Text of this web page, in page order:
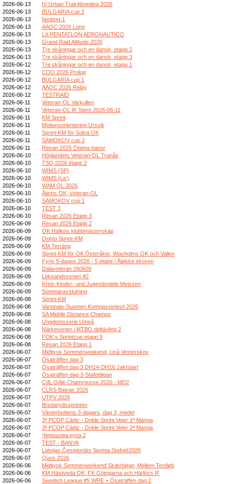
2026-06-13
IV Urban Trail Almedina 2026
2026-06-13
BULGARIA cup 2
2026-06-13
fasttest-1
2026-06-13
AAOC 2026 Long
2026-06-13
LX PENTATLON AERONAUTICO
2026-06-13
Grand Raid Altitude 2026
2026-06-13
Tre skåningar och en dansk, etapp 2
2026-06-13
Tre skåningar och en dansk, etapp 3
2026-06-12
Tre skåningar och en dansk, etapp 1
2026-06-12
COO 2026 Prolog
2026-06-12
BULGARIA cup 1
2026-06-12
AAOC 2026 Relay
2026-06-12
TESTRAID
2026-06-11
Veteran-OL Varkullen
2026-06-11
Veteran-OL IK Stern 2026-06-11
2026-06-11
KM Sprint
2026-06-11
Motionsorientering Ursvik
2026-06-11
Sprint-KM för Solna OK
2026-06-11
SAMOKOV cup 2
2026-06-11
Resan 2026 Öppna banor
2026-06-10
Höglandets Veteran-OL Tranås
2026-06-10
TSQ 2026 étape 2
2026-06-10
WIMS (SP)
2026-06-10
WIMS (Lic)
2026-06-10
WAM OL 2026
2026-06-10
Ålems OK, veteran-OL
2026-06-10
SAMOKOV cup 1
2026-06-10
TEST 3
2026-06-10
Resan 2026 Etapp 3
2026-06-09
Resan 2026 Etapp 2
2026-06-09
OK Hällens klubbmästerskap
2026-06-09
Orinto Sprint-KM
2026-06-09
KM Terräng
2026-06-09
Sprint-KM för OK Österåker, Waxholms OK och Vallen
2026-06-09
Fyns 5-dages 2026 - 5 etape i Åløkke skoven
2026-06-09
Dalaveteran 260609
2026-06-09
Leksandsserien #2
2026-06-09
Kreis-Kinder- und Jugendspiele Meissen
2026-06-09
Sommaravslutning
2026-06-08
Sprint-KM
2026-06-08
Varsinais-Suomen Kompassiviesti 2026
2026-06-08
SA Middle Distance Champs
2026-06-08
Ungdomsserie Umeå
2026-06-08
Närkeserien i MTBO deltävling 2
2026-06-08
FOK:s Sprintcup etapp 9
2026-06-08
Resan 2026 Etapp 1
2026-06-07
Midtjysk Sommerweekend, Linå Vesterskov
2026-06-07
Ösaträffen dag 3
2026-06-07
Ösaträffen dag 3 DH14-DH16 Jaktstart
2026-06-07
Ösaträffen dag 3-Stafettligan
2026-06-07
CdL OAlp Chamrousse 2026 - MD2
2026-06-07
CLRS Baixas 2026
2026-06-07
UTPV 2026
2026-06-07
Bredarydssprinten
2026-06-07
Västerbottens 3-dagars, dag 3, medel
2026-06-07
3ª PCOP Cádiz - Doble Sprint Vejer 1ª Manga
2026-06-07
3ª PCOP Cádiz - Doble Sprint Vejer 2ª Manga
2026-06-07
Черешова купа 2
2026-06-07
TEST - BANYA
2026-06-07
Latvijas Čempionāts Sprinta Stafetē2026
2026-06-07
Ques 2026
2026-06-06
Midtjysk Sommerweekend Skærbøge, Mellem Testløb
2026-06-06
KM Hästveda OK, FK Göingarna och Härlövs IF
2026-06-06
Swedish League #5 WRE + Ösaträffen dag 2